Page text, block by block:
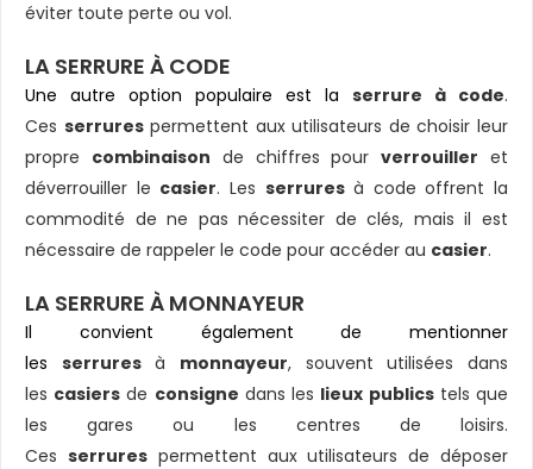
éviter toute perte ou vol.
LA SERRURE À CODE
Une autre option populaire est la serrure à code.
Ces serrurespermettent aux utilisateurs de choisir leur
propre combinaison de chiffres pourverrouiller et
déverrouiller le casier. Les serruresà code offrent la
commodité de ne pas nécessiter de clés, mais il est
nécessaire de rappeler le code pour accéder au casier.
LA SERRURE À MONNAYEUR
Il convient également de mentionner
les serruresà monnayeur, souvent utilisées dans
les casiers de consigne dans les lieux publicstels que
les gares ou les centres de loisirs.
Ces serrurespermettent aux utilisateurs de déposer